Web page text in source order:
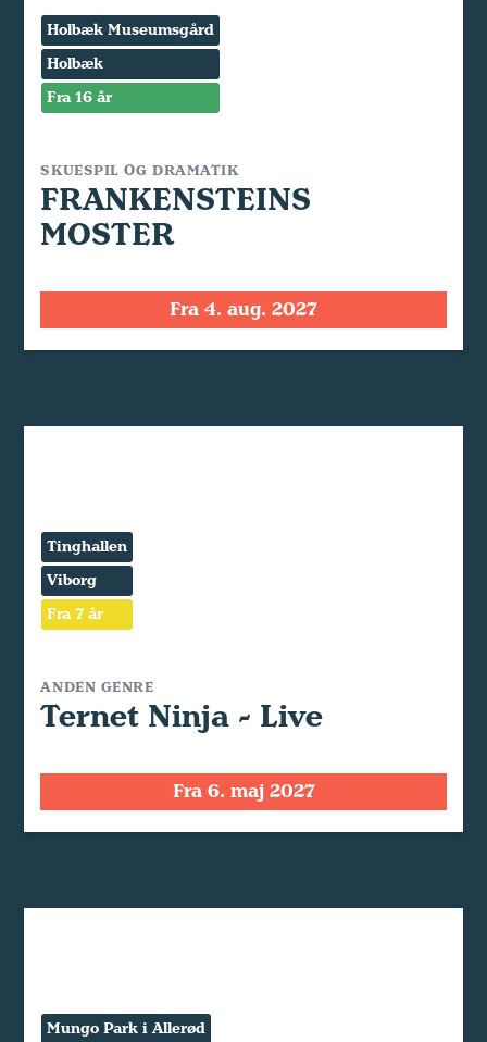
Holbæk Museumsgård
Holbæk
Fra 16 år
SKUESPIL OG DRAMATIK
FRANKENSTEINS
MOSTER
Fra 4. aug. 2027
Tinghallen
Viborg
Fra 7 år
ANDEN GENRE
Ternet Ninja - Live
Fra 6. maj 2027
Mungo Park i Allerød